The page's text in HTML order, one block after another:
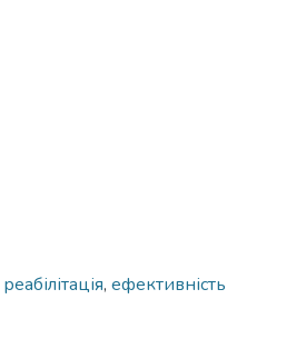
реабілітація, ефективність